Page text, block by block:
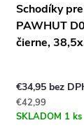
Schodíky
PAWHUT
čierne,
€34,95 bez
€42,99
SKLADOM 1 ks